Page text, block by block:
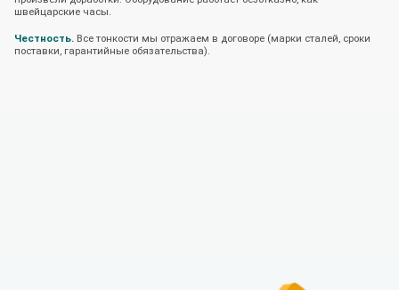
швейцарские часы.
Честность. Все тонкости мы отражаем в договоре (марки сталей, сроки
поставки, гарантийные обязательства).